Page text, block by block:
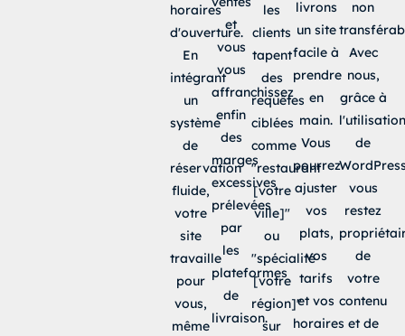
horaires
d'ouverture.
En
intégrant
un
système
de
réservation
fluide,
votre
site
travaille
pour
vous,
même
et
vous
vous
affranchissez
enfin
des
marges
excessives
prélevées
par
les
plateformes
de
livraison.
les
clients
tapent
des
requêtes
ciblées
comme
"restaurant
[votre
ville]"
ou
"spécialité
[votre
région]"
sur
livrons
un site
facile à
prendre
en
main.
Vous
pourrez
ajuster
vos
plats,
vos
tarifs
et vos
horaires
non
Avec
nous,
grâce à
de
vous
restez
de
votre
contenu
et de